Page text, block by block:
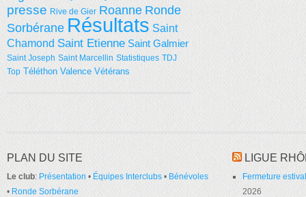
presse Rive de Gier Roanne Ronde
Sorbérane Résultats Saint
Chamond Saint Etienne Saint Galmier
Saint Joseph Saint Marcellin Statistiques TDJ
Top Téléthon Valence Vétérans
PLAN DU SITE
Le club: Présentation • Équipes Interclubs • Bénévoles
• Ronde Sorbérane
LIGUE
Fermeture
2026